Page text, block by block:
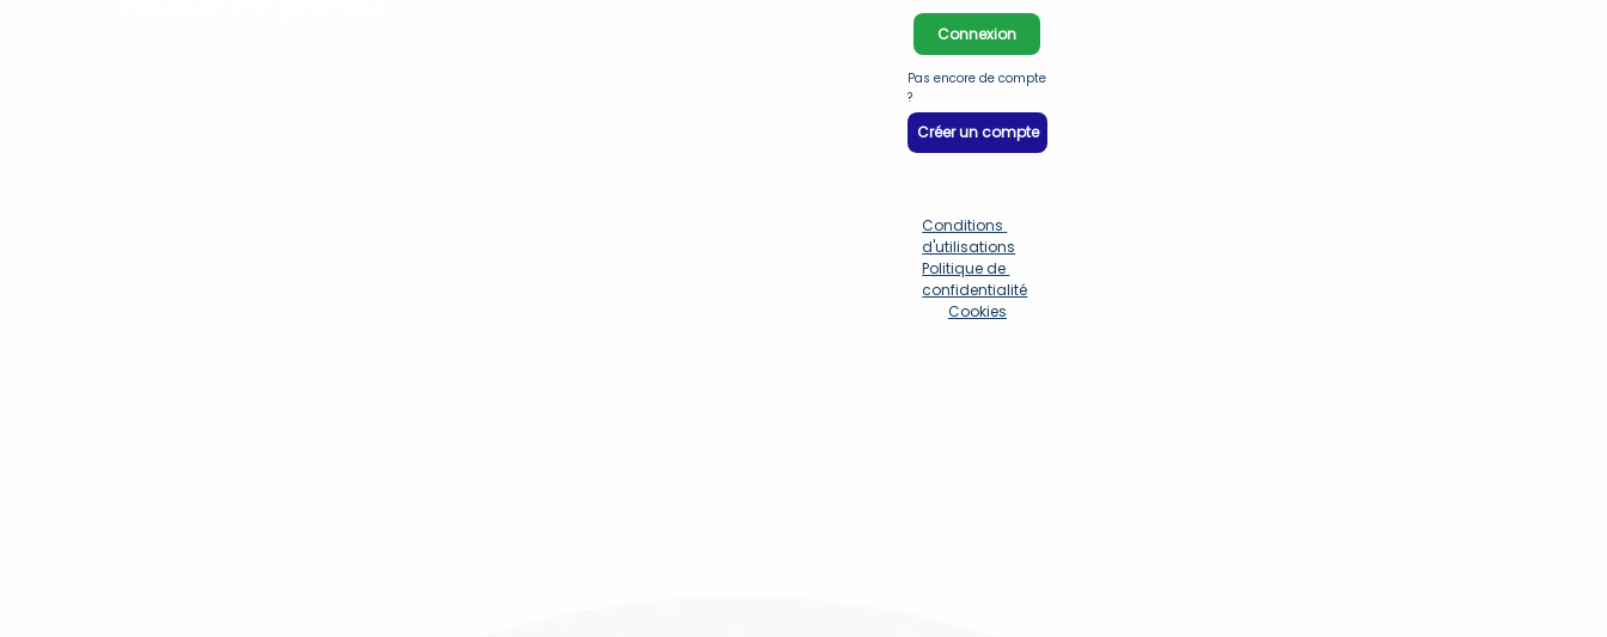
Connexion
Pas encore de compte
?
Créer un compte
Conditions
d'utilisations
Politique de
confidentialité
Cookies